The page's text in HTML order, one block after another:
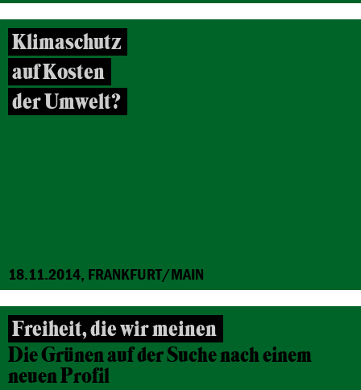
Klimaschutz
auf Kosten
der Umwelt?
18.11.2014, FRANKFURT/MAIN
Freiheit, die wir meinen
Die Grünen auf der Suche nach einem
neuen Profil